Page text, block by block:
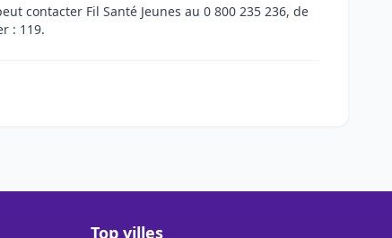
contacter Fil Santé Jeunes au 0 800 235 236, de
: 119.
Top villes